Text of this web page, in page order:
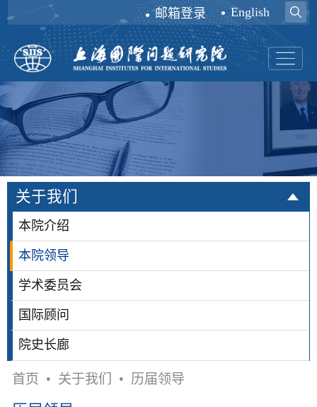
邮箱登录 English
关于我们
本院介绍
本院领导
学术委员会
国际顾问
院史长廊
首页 • 关于我们 • 历届领导